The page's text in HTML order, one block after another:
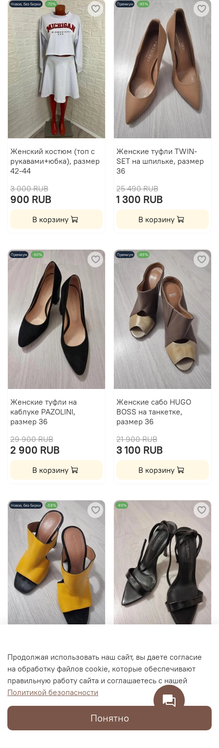
Новое, без бирки -70%
Женский костюм (топ с
рукавами+юбка), размер
42-44
3 000 RUB
900 RUB
В корзину
Премиум -95%
Женские туфли TWIN-
SET на шпильке, размер
36
25 490 RUB
1 300 RUB
В корзину
Премиум -90%
Женские туфли на
каблуке PAZOLINI,
размер 36
29 900 RUB
2 900 RUB
В корзину
Премиум -86%
Женские сабо HUGO
BOSS на танкетке,
размер 36
21 900 RUB
3 100 RUB
В корзину
Новое, без бирки -58%
Женские босоножки
ZARA WOMAN, размер 35
4 500 RUB
-89%
Женские туфли TONY
BIANCO на шпильке,
размер 38
19 000 RUB
2 100 RUB
Продолжая использовать наш сайт, вы даете согласие
на обработку файлов cookie, которые обеспечивают
правильную работу сайта и соглашаетесь с нашей
Политикой безопасности
Понятно